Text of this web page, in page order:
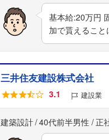
基本給:20万円
加で貰えるこ
三井住友建設株式会社
3.1 建設業
建築設計 40代前半男性 正